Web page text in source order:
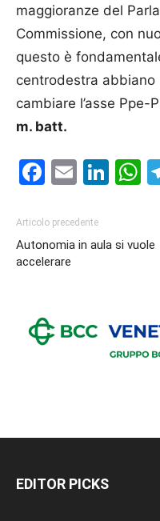
maggioranze del
Commissione, con
questo è
centrodestra
cambiare l’asse Ppe-
m. batt.
Email
Articolo precedente
Autonomia in aula si vuole
accelerare
EDITOR PICKS